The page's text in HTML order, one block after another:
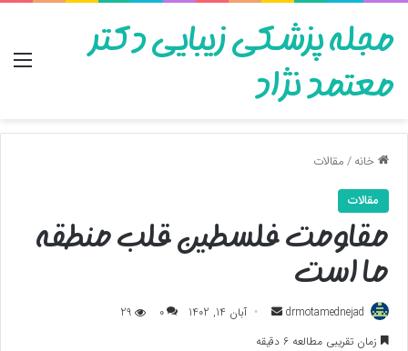
مجله پزشکی زیبایی دکتر
معتمد نژاد
خانه/مقالات
مقالات
مقاومت فلسطین قلب منطقه
ما است
drmotamednejad
ارسال
به
آبان 14, 1402 0
29
زمان تقریبی مطالعه 6 دقیقه